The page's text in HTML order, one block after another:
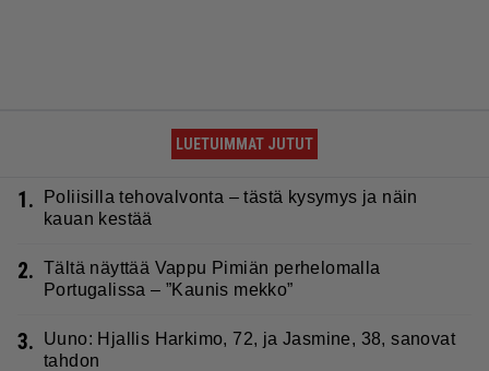
LUETUIMMAT JUTUT
1.
Poliisilla tehovalvonta – tästä kysymys ja näin
kauan kestää
2. Tältä näyttää Vappu Pimiän perhelomalla
Portugalissa – ”Kaunis mekko”
3.
Uuno: Hjallis Harkimo, 72, ja Jasmine, 38, sanovat
tahdon